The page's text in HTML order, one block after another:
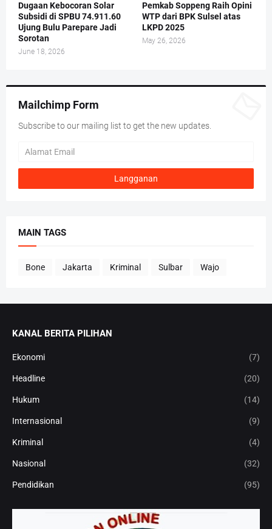
Dugaan Kebocoran Solar
Subsidi di SPBU 74.911.60
Ujung Bulu Parepare Jadi
Sorotan
June 18, 2026
Pemkab Soppeng Raih Opini
WTP dari BPK Sulsel atas
LKPD 2025
May 26, 2026
Mailchimp Form
Subscribe to our mailing list to get the new updates.
MAIN TAGS
Bone Jakarta Kriminal Sulbar Wajo
KANAL BERITA PILIHAN
Ekonomi (7)
Headline (20)
Hukum (14)
Internasional (9)
Kriminal (4)
Nasional (32)
Pendidikan (95)